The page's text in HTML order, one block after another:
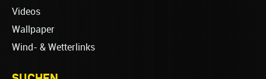
Videos
Wallpaper
Wind- & Wetterlinks